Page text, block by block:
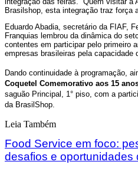
Brasilshop, esta integração traz força
Eduardo Abadia, secretário da FIAF,
Franquias lembrou da dinâmica do
contentes em participar pelo primeiro
empresas brasileiras pela capacidade
Dando continuidade à programação,
Coquetel Comemorativo aos 15
saguão Principal, 1° piso, com a
da BrasilShop.
Leia Também
Food Service em foco:
desafios e oportunidades